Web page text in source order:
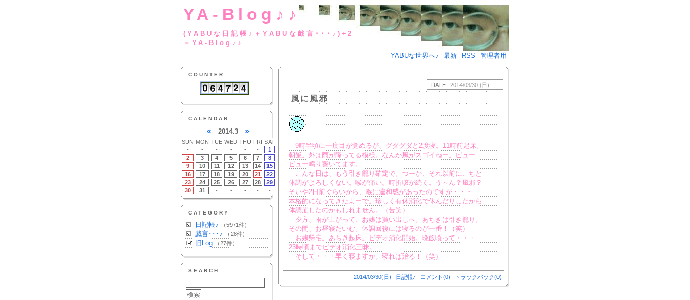
YA-Blog♪♪
(YABUな日記帳♪＋YABUな戯言･･･♪)÷2
＝YA-Blog♪♪
YABUな世界へ♪
最新 RSS 管理者用
COUNTER
CALENDAR
« 2014.3 »
SUN MON TUE WED THU FRI SAT
-
- - - - -
1
2
3 4 5 6 7
8
9
10 11 12 13 14
15
16
17 18 19 20 21
22
23
24 25 26 27 28
29
30
31 - - - - -
CATEGORY
日記帳♪ （5971件）
戯言･･･♪ （28件）
旧Log （27件）
SEARCH
DATE : 2014/03/30 (日)
風に風邪
9時半頃に一度目が覚めるが、グダグダと2度寝。11時前起床。
朝飯。外は雨が降ってる模様。なんか風がスゴイねー。ビュー
ビュー鳴り響いてます。
こんな日は、もう引き籠り確定で。つーか、それ以前に、ちと
体調がよろしくない。喉が痛い。時折咳が続く。う～ん？風邪？
そいや2日前ぐらいから、喉に違和感があったのですが・・・
本格的になってきたよーで。珍しく有休消化で休んだりしたから
体調崩したのかもしれません。（苦笑）
夕方、雨が上がって、お嬢は買い出しへ。あちきは引き籠り。
その間、お昼寝たいむ。体調回復には寝るのが一番！（笑）
お嬢帰宅。あちき起床。ビデオ消化開始。晩飯喰って・・・
23時頃までビデオ消化三昧。
そして・・・早く寝ますか。寝れば治る！（笑）
2014/03/30(日) 日記帳♪ コメント(0) トラックバック(0)